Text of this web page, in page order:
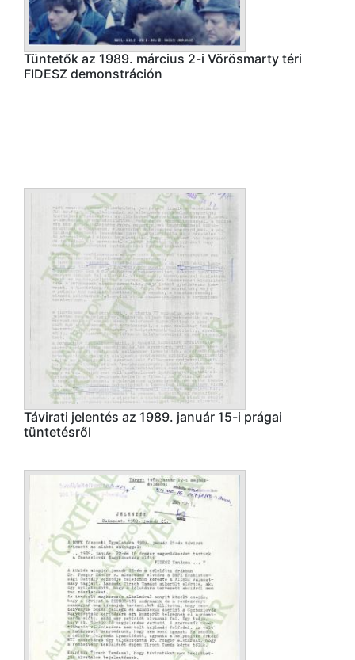
Tüntetők az 1989. március 2-i Vörösmarty téri
FIDESZ demonstráción
Távirati jelentés az 1989. január 15-i prágai
tüntetésről